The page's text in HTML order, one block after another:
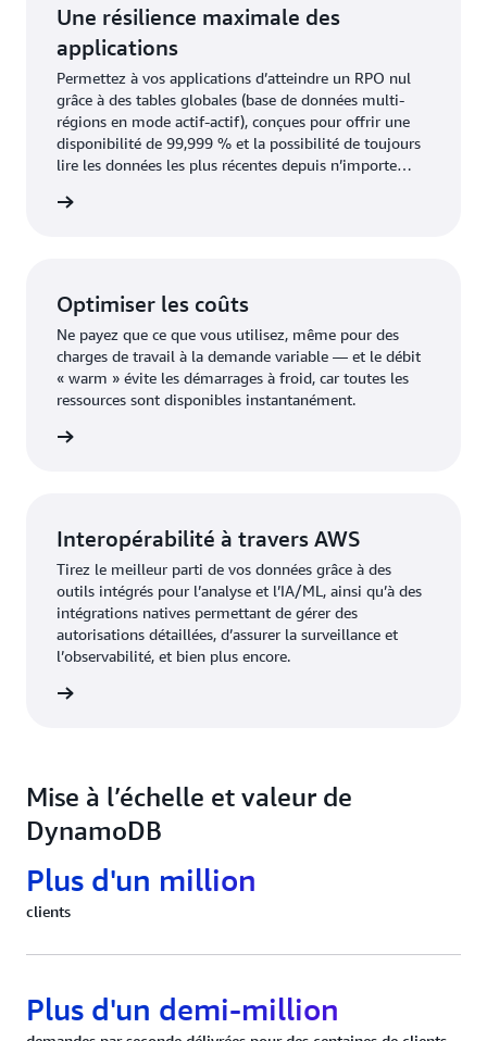
Une résilience maximale des
applications
Permettez à vos applications d’atteindre un RPO nul
grâce à des tables globales (base de données multi-
régions en mode actif-actif), conçues pour offrir une
disponibilité de 99,999 % et la possibilité de toujours
lire les données les plus récentes depuis n’importe
Optimiser les coûts
Ne payez que ce que vous utilisez, même pour des
charges de travail à la demande variable — et le débit
« warm » évite les démarrages à froid, car toutes les
ressources sont disponibles instantanément.
Interopérabilité à travers AWS
Tirez le meilleur parti de vos données grâce à des
outils intégrés pour l’analyse et l’IA/ML, ainsi qu’à des
intégrations natives permettant de gérer des
autorisations détaillées, d’assurer la surveillance et
l’observabilité, et bien plus encore.
Mise à l’échelle et valeur de
DynamoDB
Plus d'un million
clients
Plus d'un demi-million